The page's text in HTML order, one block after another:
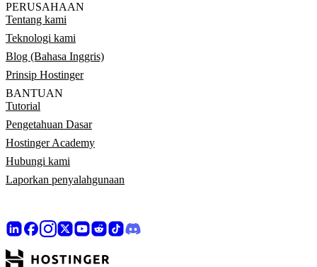
PERUSAHAAN
Tentang kami
Teknologi kami
Blog (Bahasa Inggris)
Prinsip Hostinger
BANTUAN
Tutorial
Pengetahuan Dasar
Hostinger Academy
Hubungi kami
Laporkan penyalahgunaan